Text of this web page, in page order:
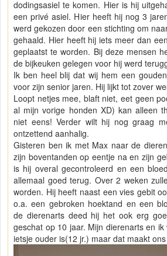
dodingsasiel te komen. Hier is hij
een privé asiel. Hier heeft hij nog 3
werd gekozen door een stichting om
gehaald. Hier heeft hij iets meer dan
geplaatst te worden. Bij deze mensen
de bijkeuken gelegen voor hij werd
Ik ben heel blij dat wij hem een
voor zijn senior jaren. Hij lijkt tot zover
Loopt netjes mee, blaft niet, eet geen
al mijn vorige honden XD) kan alleen
niet eens! Verder wilt hij nog graag
ontzettend aanhalig.
Gisteren ben ik met Max naar de
zijn boventanden op eentje na en zijn
is hij overal gecontroleerd en een
allemaal goed terug. Over 2 weken
worden. Hij heeft naast een vies gebit
o.a. een gebroken hoektand en een
de dierenarts deed hij het ook erg
geschat op 10 jaar. Mijn dierenarts en
ietsje ouder is(12 jr.) maar dat maakt